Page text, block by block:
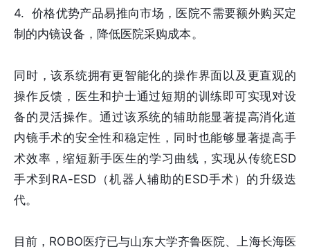
4. 价格优势产品易推向市场，医院不需要额外购买定
制的内镜设备，降低医院采购成本。
同时，该系统拥有更智能化的操作界面以及更直观的
操作反馈，医生和护士通过短期的训练即可实现对设
备的灵活操作。通过该系统的辅助能显著提高消化道
内镜手术的安全性和稳定性，同时也能够显著提高手
术效率，缩短新手医生的学习曲线，实现从传统ESD
手术到RA-ESD（机器人辅助的ESD手术）的升级迭
代。
目前，ROBO医疗已与山东大学齐鲁医院、上海长海医